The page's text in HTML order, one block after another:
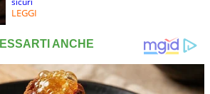
LEGGI